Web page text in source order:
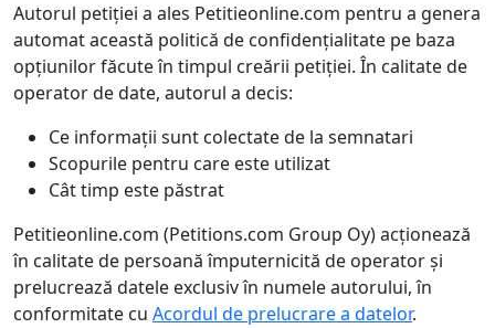
Autorul petiției a ales Petitieonline.com pentru a genera
automat această politică de confidențialitate pe baza
opțiunilor făcute în timpul creării petiției. În calitate de
operator de date, autorul a decis:
Ce informații sunt colectate de la semnatari
Scopurile pentru care este utilizat
Cât timp este păstrat
Petitieonline.com (Petitions.com Group Oy) acționează
în calitate de persoană împuternicită de operator și
prelucrează datele exclusiv în numele autorului, în
conformitate cu Acordul de prelucrare a datelor.